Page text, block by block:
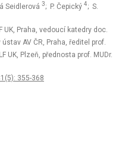
Seidlerová 3; P. Čepický 4; S.
UK, Praha, vedoucí katedry doc.
AV ČR, Praha, ředitel prof.
UK, Plzeň, přednosta prof. MUDr.
355-368